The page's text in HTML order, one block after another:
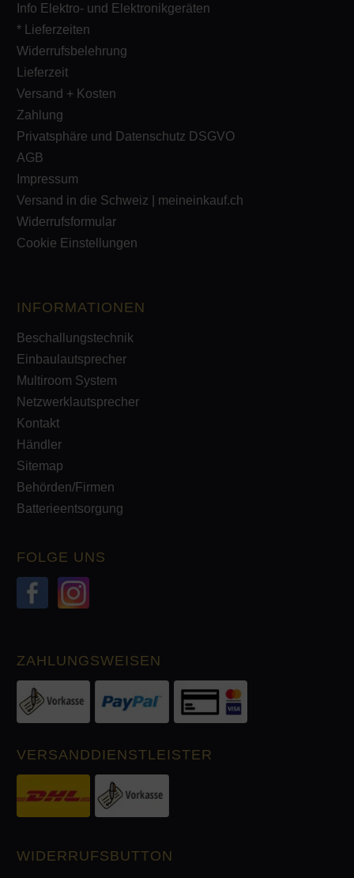
Info Elektro- und Elektronikgeräten
* Lieferzeiten
Widerrufsbelehrung
Lieferzeit
Versand + Kosten
Zahlung
Privatsphäre und Datenschutz DSGVO
AGB
Impressum
Versand in die Schweiz | meineinkauf.ch
Widerrufsformular
Cookie Einstellungen
INFORMATIONEN
Beschallungstechnik
Einbaulautsprecher
Multiroom System
Netzwerklautsprecher
Kontakt
Händler
Sitemap
Behörden/Firmen
Batterieentsorgung
FOLGE UNS
ZAHLUNGSWEISEN
VERSANDDIENSTLEISTER
WIDERRUFSBUTTON